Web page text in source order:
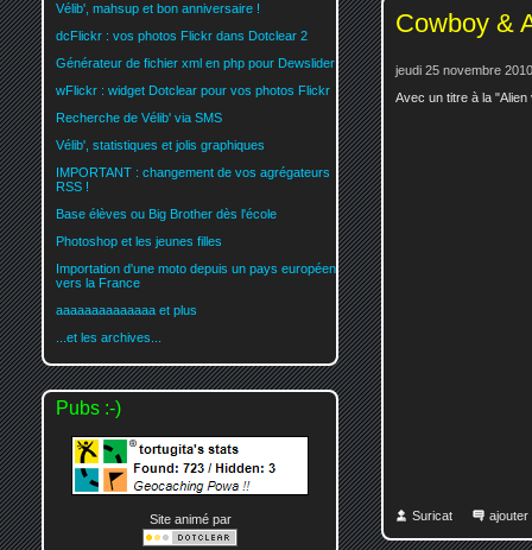
Cowboy &
jeudi 25 novembre
Avec un titre à la
Suricat ajouter
Vélib', mahsup et bon anniversaire !
dcFlickr : vos photos Flickr dans Dotclear 2
Générateur de fichier xml en php pour Dewslider
wFlickr : widget Dotclear pour vos photos Flickr
Recherche de Vélib' via SMS
Vélib', statistiques et jolis graphiques
IMPORTANT : changement de vos agrégateurs
RSS !
Base élèves ou Big Brother dès l'école
Photoshop et les jeunes filles
Importation d'une moto depuis un pays européen
vers la France
aaaaaaaaaaaaaa et plus
...et les archives...
Pubs :-)
Site animé par